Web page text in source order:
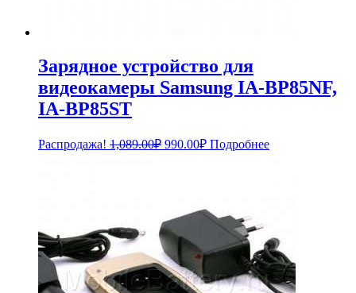
Зарядное устройство для
видеокамеры Samsung IA-BP85NF,
IA-BP85ST
Распродажа! 1,089.00₽ Первоначальная
990.00₽Текущая
Подробнее